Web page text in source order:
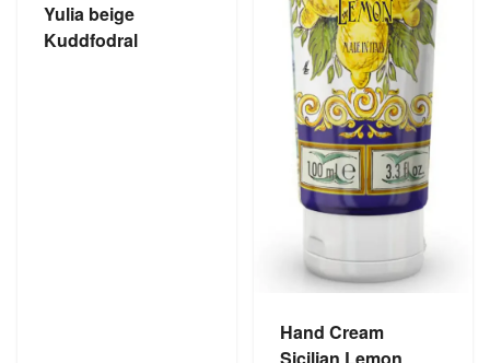
Yulia beige
Kuddfodral
Hand Cream
Sicilian Lemon